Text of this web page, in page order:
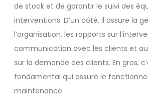
de stock et de garantir le suivi des
interventions. D’un côté, il assure la
l’organisation, les rapports sur
communication avec les clients et
sur la demande des clients. En gros,
fondamental qui assure le
maintenance.